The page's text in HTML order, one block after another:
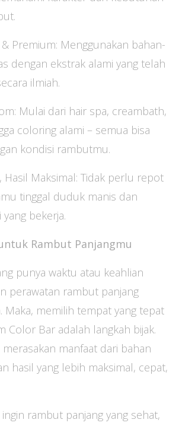
Premium: Menggunakan bahan-
dengan ekstrak alami yang telah
ilmiah.
Mulai dari hair spa, creambath,
coloring alami – semua bisa
kondisi rambutmu.
Hasil Maksimal: Tidak perlu repot
tinggal duduk manis dan
bekerja.
Rambut Panjangmu
punya waktu atau keahlian
perawatan rambut panjang
Maka, memilih tempat yang tepat
Color Bar adalah langkah bijak.
manfaat dari bahan
hasil yang lebih maksimal, cepat,
ingin rambut panjang yang sehat,